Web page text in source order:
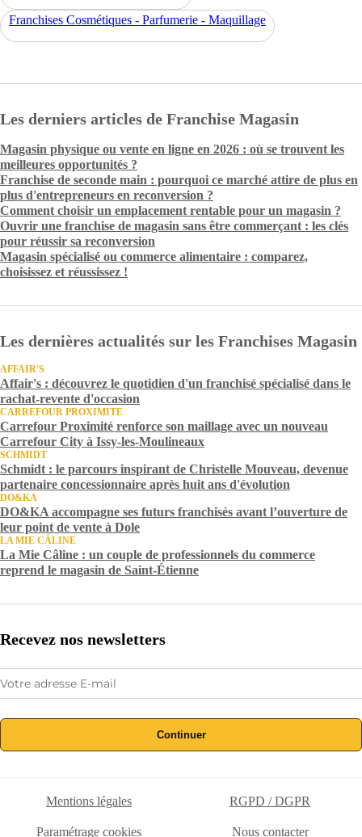
Franchises Cosmétiques - Parfumerie - Maquillage
Les derniers articles de Franchise Magasin
Magasin physique ou vente en ligne en 2026 : où se trouvent les
meilleures opportunités ?
Franchise de seconde main : pourquoi ce marché attire de plus en
plus d'entrepreneurs en reconversion ?
Comment choisir un emplacement rentable pour un magasin ?
Ouvrir une franchise de magasin sans être commerçant : les clés
pour réussir sa reconversion
Magasin spécialisé ou commerce alimentaire : comparez,
choisissez et réussissez !
Les dernières actualités sur les Franchises Magasin
AFFAIR'S
Affair's : découvrez le quotidien d'un franchisé spécialisé dans le
rachat-revente d'occasion
CARREFOUR PROXIMITE
Carrefour Proximité renforce son maillage avec un nouveau
Carrefour City à Issy-les-Moulineaux
SCHMIDT
Schmidt : le parcours inspirant de Christelle Mouveau, devenue
partenaire concessionnaire après huit ans d'évolution
DO&KA
DO&KA accompagne ses futurs franchisés avant l’ouverture de
leur point de vente à Dole
LA MIE CÂLINE
La Mie Câline : un couple de professionnels du commerce
reprend le magasin de Saint-Étienne
Recevez nos newsletters
Continuer
Mentions légales RGPD / DGPR
Paramétrage cookies Nous contacter